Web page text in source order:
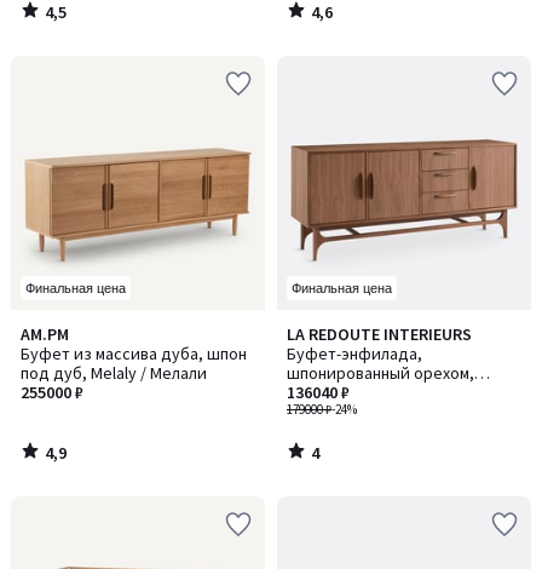
4,5
/
4,6
/
Финальная цена
AM.PM
Буфет из массива дуба, шпон
под дуб, Melaly / Мелали
255000 ₽
4,9
/ 5
4,9
/
Финальная цена
LA REDOUTE INTERIEURS
Буфет-энфилада,
шпонированный орехом,
Larsen / Ларсен
179000 ₽-24%
136040 ₽
4
/
5
4
/